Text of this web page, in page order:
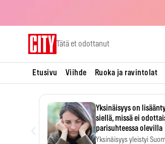
Tätä et odottanut
Etusivu Viihde Ruoka ja ravintolat
Yksinäisyys on
siellä, missä ei
parisuhteessa olevilla
Yksinäisyys yleistyi